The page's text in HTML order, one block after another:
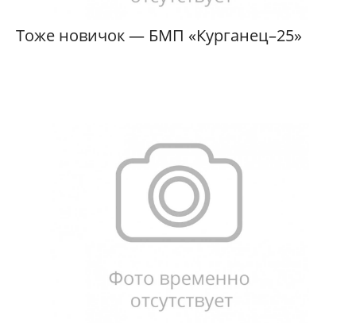
Тоже новичок — БМП «Курганец–25»